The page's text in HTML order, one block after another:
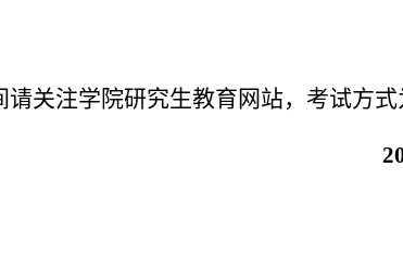
关注学院研究生教育网站，考试方式